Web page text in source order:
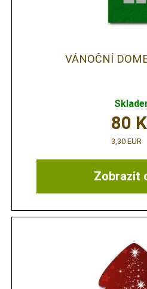
VÁNOČNÍ
Zobrazit
80
3,30 EUR